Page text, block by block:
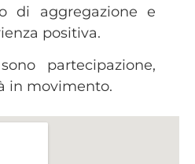
di aggregazione e
positiva.
partecipazione,
in movimento.